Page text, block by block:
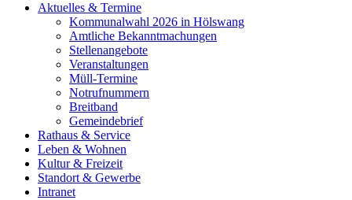
Aktuelles & Termine
Kommunalwahl 2026 in Hölswang
Amtliche Bekanntmachungen
Stellenangebote
Veranstaltungen
Müll-Termine
Notrufnummern
Breitband
Gemeindebrief
Rathaus & Service
Leben & Wohnen
Kultur & Freizeit
Standort & Gewerbe
Intranet